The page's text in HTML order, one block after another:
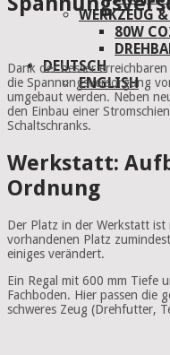
WERKZEUG
80W
DEUTSCH
ENGLISH
Dank der besser
die Spannungsversorgung
umgebaut werden. Neben
den Einbau einer
Schaltschranks.
Werkstatt:
Ordnung
Der Platz in der Werkstatt
vorhandenen Platz
einiges verändert.
Ein Regal mit 600 mm Tiefe
Fachboden. Hier passen die
schweres Zeug (Drehfutter,